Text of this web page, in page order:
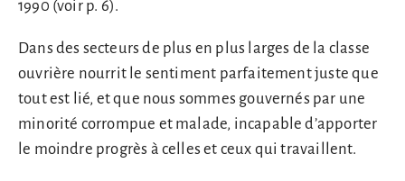
1990 (voir p. 6).
Dans des secteurs de plus en plus larges de la classe
ouvrière nourrit le sentiment parfaitement juste que
tout est lié, et que nous sommes gouvernés par une
minorité corrompue et malade, incapable d’apporter
le moindre progrès à celles et ceux qui travaillent.